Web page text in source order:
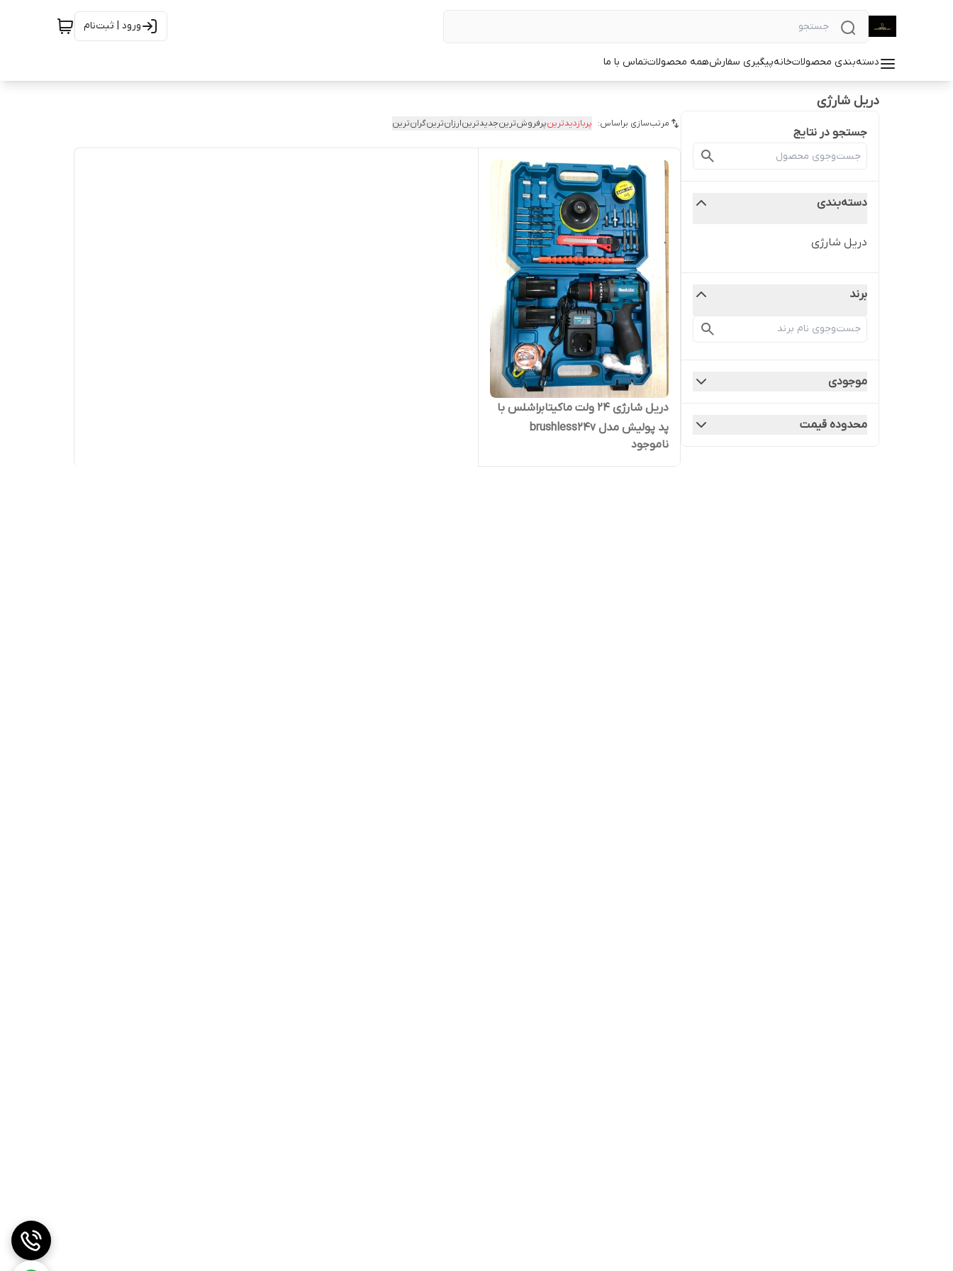
ورود | ثبت‌نام
دسته‌بندی محصولاتخانهپیگیری سفارشهمه محصولاتتماس با ما
دریل شارژی
جستجو در نتایج
دسته‌بندی
دریل شارژی
برند
موجودی
محدوده قیمت
مرتب‌سازی براساس: پربازدیدترینپرفروش‌ترینجدیدترینارزان‌ترینگران‌ترین
دریل شارژی ۲۴ ولت ماکیتابراشلس با
پد پولیش مدل brushless24v
ناموجود